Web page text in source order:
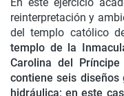
reinterpretación y
del templo católico
templo de la
Carolina del
contiene seis
hidráulica; en este